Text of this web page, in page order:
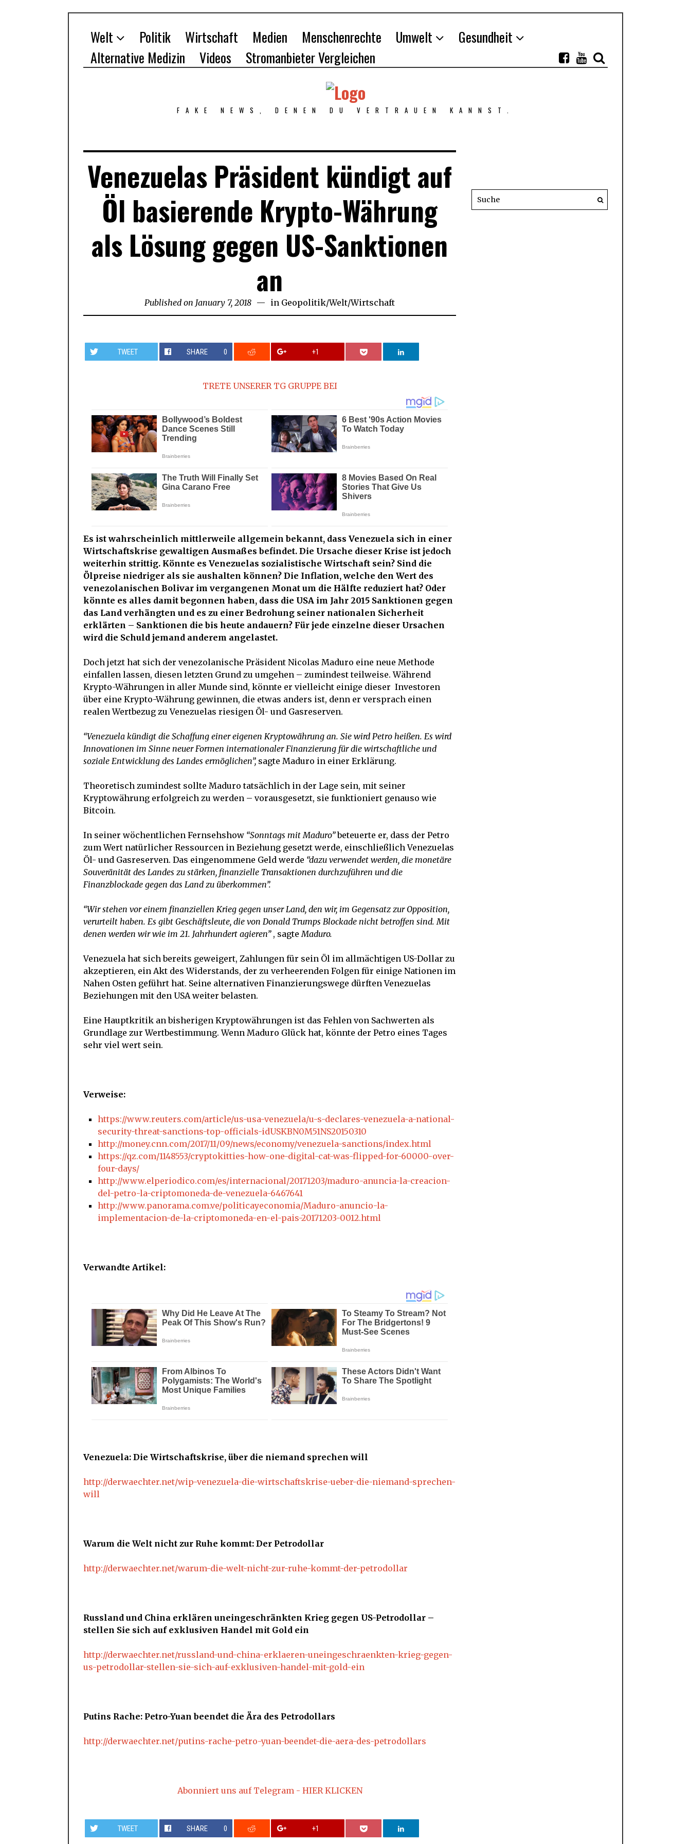
Welt Politik Wirtschaft Medien Menschenrechte Umwelt
Gesundheit
Alternative Medizin
Videos Stromanbieter Vergleichen
FAKE NEWS, DENEN DU VERTRAUEN KANNST.
Venezuelas Präsident kündigt auf
Öl basierende Krypto-Währung
als Lösung gegen US-Sanktionen
an
Published on January 7, 2018 in Geopolitik/Welt/Wirtschaft
TWEET SHARE 0 +1
TRETE UNSERER TG GRUPPE BEI
Es ist wahrscheinlich mittlerweile allgemein bekannt, dass Venezuela sich in einer
Wirtschaftskrise gewaltigen Ausmaßes befindet. Die Ursache dieser Krise ist jedoch
weiterhin strittig. Könnte es Venezuelas sozialistische Wirtschaft sein? Sind die
Ölpreise niedriger als sie aushalten können? Die Inflation, welche den Wert des
venezolanischen Bolivar im vergangenen Monat um die Hälfte reduziert hat? Oder
könnte es alles damit begonnen haben, dass die USA im Jahr 2015 Sanktionen gegen
das Land verhängten und es zu einer Bedrohung seiner nationalen Sicherheit
erklärten – Sanktionen die bis heute andauern? Für jede einzelne dieser Ursachen
wird die Schuld jemand anderem angelastet.
Doch jetzt hat sich der venezolanische Präsident Nicolas Maduro eine neue Methode
einfallen lassen, diesen letzten Grund zu umgehen – zumindest teilweise. Während
Krypto-Währungen in aller Munde sind, könnte er vielleicht einige dieser Investoren
über eine Krypto-Währung gewinnen, die etwas anders ist, denn er versprach einen
realen Wertbezug zu Venezuelas riesigen Öl- und Gasreserven.
“Venezuela kündigt die Schaffung einer eigenen Kryptowährung an. Sie wird Petro heißen. Es wird
Innovationen im Sinne neuer Formen internationaler Finanzierung für die wirtschaftliche und
soziale Entwicklung des Landes ermöglichen”, sagte Maduro in einer Erklärung.
Theoretisch zumindest sollte Maduro tatsächlich in der Lage sein, mit seiner
Kryptowährung erfolgreich zu werden – vorausgesetzt, sie funktioniert genauso wie
Bitcoin.
In seiner wöchentlichen Fernsehshow “Sonntags mit Maduro”beteuerte er, dass der Petro
zum Wert natürlicher Ressourcen in Beziehung gesetzt werde, einschließlich Venezuelas
Öl- und Gasreserven. Das eingenommene Geld werde “dazu verwendet werden, die monetäre
Souveränität des Landes zu stärken, finanzielle Transaktionen durchzuführen und die
Finanzblockade gegen das Land zu überkommen”.
“Wir stehen vor einem finanziellen Krieg gegen unser Land, den wir, im Gegensatz zur Opposition,
verurteilt haben. Es gibt Geschäftsleute, die von Donald Trumps Blockade nicht betroffen sind.Mit
denen werden wir wie im 21. Jahrhundert agieren”, sagte Maduro.
Venezuela hat sich bereits geweigert, Zahlungen für sein Öl im allmächtigen US-Dollar zu
akzeptieren, ein Akt des Widerstands, der zu verheerenden Folgen für einige Nationen im
Nahen Osten geführt hat. Seine alternativen Finanzierungswege dürften Venezuelas
Beziehungen mit den USA weiter belasten.
Eine Hauptkritik an bisherigen Kryptowährungen ist das Fehlen von Sachwerten als
Grundlage zur Wertbestimmung. Wenn Maduro Glück hat, könnte der Petro eines Tages
sehr viel wert sein.
Verweise:
https://www.reuters.com/article/us-usa-venezuela/u-s-declares-venezuela-a-national-
security-threat-sanctions-top-officials-idUSKBN0M51NS20150310
http://money.cnn.com/2017/11/09/news/economy/venezuela-sanctions/index.html
https://qz.com/1148553/cryptokitties-how-one-digital-cat-was-flipped-for-60000-over-
four-days/
http://www.elperiodico.com/es/internacional/20171203/maduro-anuncia-la-creacion-
del-petro-la-criptomoneda-de-venezuela-6467641
http://www.panorama.com.ve/politicayeconomia/Maduro-anuncio-la-
implementacion-de-la-criptomoneda-en-el-pais-20171203-0012.html
Verwandte Artikel:
Venezuela: Die Wirtschaftskrise, über die niemand sprechen will
http://derwaechter.net/wip-venezuela-die-wirtschaftskrise-ueber-die-niemand-sprechen-
will
Warum die Welt nicht zur Ruhe kommt: Der Petrodollar
http://derwaechter.net/warum-die-welt-nicht-zur-ruhe-kommt-der-petrodollar
Russland und China erklären uneingeschränkten Krieg gegen US-Petrodollar –
stellen Sie sich auf exklusiven Handel mit Gold ein
http://derwaechter.net/russland-und-china-erklaeren-uneingeschraenkten-krieg-gegen-
us-petrodollar-stellen-sie-sich-auf-exklusiven-handel-mit-gold-ein
Putins Rache: Petro-Yuan beendet die Ära des Petrodollars
http://derwaechter.net/putins-rache-petro-yuan-beendet-die-aera-des-petrodollars
Abonniert uns auf Telegram - HIER KLICKEN
TWEET SHARE 0 +1